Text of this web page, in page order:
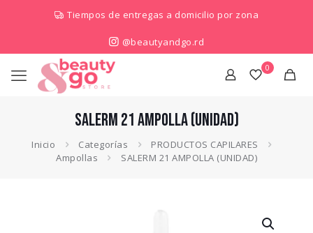
Tiempos de entregas a domicilio por zona
@beautyandgo.rd
0
SALERM 21 AMPOLLA (UNIDAD)
Inicio Categorías
PRODUCTOS CAPILARES
Ampollas
SALERM 21 AMPOLLA (UNIDAD)